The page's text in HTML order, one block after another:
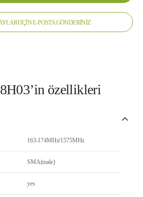
İÇİN E-POSTA GÖNDERİNİZ
özellikleri
163-174MHz/1575MHz
SMA(male)
yes